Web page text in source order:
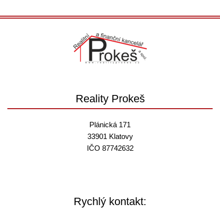
Reality Prokeš
Plánická 171
33901 Klatovy
IČO 87742632
Rychlý kontakt: